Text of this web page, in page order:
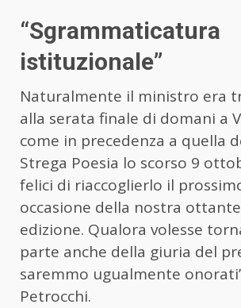
“Sgrammaticatura
istituzionale”
Naturalmente il ministro era
alla serata finale di domani a
come in precedenza a quella
Strega Poesia lo scorso 9
felici di riaccoglierlo il
occasione della nostra
edizione. Qualora volesse
parte anche della giuria del
saremmo ugualmente
Petrocchi.